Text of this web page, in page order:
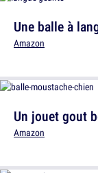
Un jouet gout
Amazon
Une balle à
Amazon